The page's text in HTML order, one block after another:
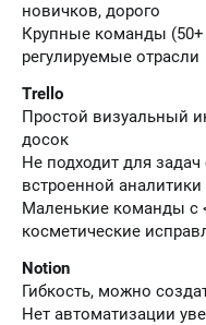
новичков, дорого
Крупные команды (50+
регулируемые отрасли
Trello
Простой визуальный
досок
Не подходит для
встроенной аналитики
Маленькие команды с
косметические
Notion
Гибкость, можно
Нет автоматизации